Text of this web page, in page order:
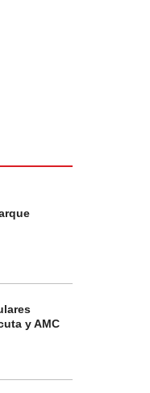
y AMC